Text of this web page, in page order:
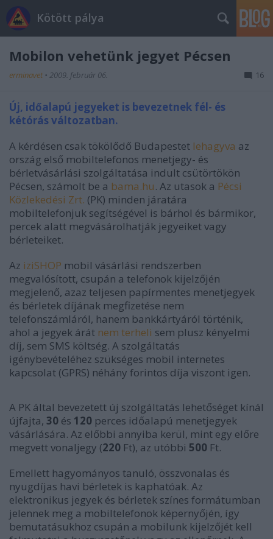
Kötött pálya
Mobilon vehetünk jegyet Pécsen
erminavet • 2009. február 06. 16
Új, időalapú jegyeket is bevezetnek fél- és
kétórás változatban.
A kérdésen csak tökölődő Budapestet lehagyva az
ország első mobiltelefonos menetjegy- és
bérletvásárlási szolgáltatása indult csütörtökön
Pécsen, számolt be a bama.hu. Az utasok a Pécsi
Közlekedési Zrt. (PK) minden járatára
mobiltelefonjuk segítségével is bárhol és bármikor,
percek alatt megvásárolhatják jegyeiket vagy
bérleteiket.
Az iziSHOP mobil vásárlási rendszerben
megvalósított, csupán a telefonok kijelzőjén
megjelenő, azaz teljesen papírmentes menetjegyek
és bérletek díjának megfizetése nem
telefonszámláról, hanem bankkártyáról történik,
ahol a jegyek árát nem terheli sem plusz kényelmi
díj, sem SMS költség. A szolgáltatás
igénybevételéhez szükséges mobil internetes
kapcsolat (GPRS) néhány forintos díja viszont igen.
A PK által bevezetett új szolgáltatás lehetőséget kínál
újfajta, 30 és 120 perces időalapú menetjegyek
vásárlására. Az előbbi annyiba kerül, mint egy előre
megvett vonaljegy (220 Ft), az utóbbi 500 Ft.
Emellett hagyományos tanuló, összvonalas és
nyugdíjas havi bérletek is kaphatóak. Az
elektronikus jegyek és bérletek színes formátumban
jelennek meg a mobiltelefonok képernyőjén, így
bemutatásukhoz csupán a mobilunk kijelzőjét kell